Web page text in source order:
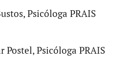
Psicóloga PRAIS
Postel, Psicóloga PRAIS